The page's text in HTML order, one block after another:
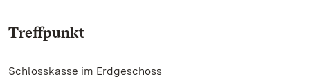
Treffpunkt
Schlosskasse im Erdgeschoss